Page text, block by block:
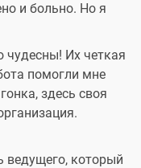
и больно. Но я
чудесны! Их четкая
помогли мне
здесь своя
ведущего, который